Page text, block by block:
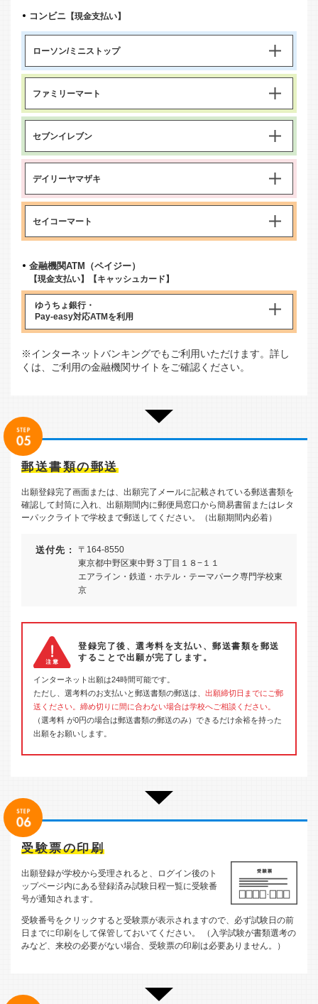
コンビニ 【現金支払い】
ローソン/ミニストップ
ファミリーマート
セブンイレブン
デイリーヤマザキ
セイコーマート
金融機関ATM（ペイジー）
【現金支払い】【キャッシュカード】
ゆうちょ銀行・
Pay-easy対応ATMを利用
※インターネットバンキングでもご利用いただけます。詳し
くは、ご利用の金融機関サイトをご確認ください。
郵送書類の郵送
出願登録完了画面または、出願完了メールに記載されている郵送書類を
確認して封筒に入れ、出願期間内に郵便局窓口から簡易書留またはレタ
ーパックライトで学校まで郵送してください。（出願期間内必着）
送付先 :
〒164-8550
東京都中野区東中野３丁目１８−１１
エアライン・鉄道・ホテル・テーマパーク専門学校東
京
登録完了後、選考料を支払い、郵送書類を郵送
することで出願が完了します。
インターネット出願は24時間可能です。
ただし、選考料のお支払いと郵送書類の郵送は、 出願締切日までにご郵
送ください。締め切りに間に合わない場合は学校へご相談ください。
（選考料 が0円の場合は郵送書類の郵送のみ）できるだけ余裕を持った
出願をお願いします。
受験票の印刷
出願登録が学校から受理されると、ログイン後のト
ップページ内にある登録済み試験日程一覧に受験番
号が通知されます。
受験番号をクリックすると受験票が表示されますので、必ず試験日の前
日までに印刷をして保管しておいてください。 （入学試験が書類選考の
みなど、来校の必要がない場合、受験票の印刷は必要ありません。）